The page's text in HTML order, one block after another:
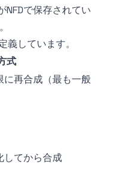
NFDで保存されてい
しています。
式
に再合成（最も一般
してから合成